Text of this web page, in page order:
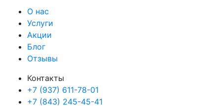
О нас
Услуги
Акции
Блог
Отзывы
Контакты
+7 (937) 611-78-01
+7 (843) 245-45-41